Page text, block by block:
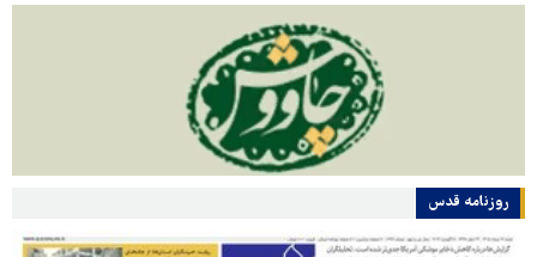
روزنامه قدس